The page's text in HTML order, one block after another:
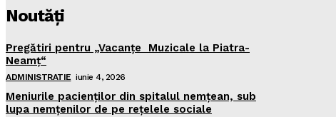
Noutăţi
Pregătiri pentru „Vacanţe Muzicale la Piatra-
Neamţ“
ADMINISTRATIE iunie 4, 2026
Meniurile pacienţilor din spitalul nemţean, sub
lupa nemţenilor de pe reţelele sociale